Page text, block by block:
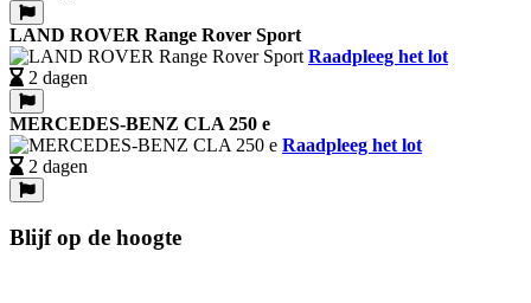
LAND ROVER Range Rover Sport
Raadpleeg het lot
2 dagen
MERCEDES-BENZ CLA 250 e
Raadpleeg het lot
2 dagen
Blijf op de hoogte